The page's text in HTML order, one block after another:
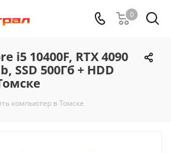
0
i5 10400F, RTX 4090
SSD 500Гб + HDD
компьютер в Томске